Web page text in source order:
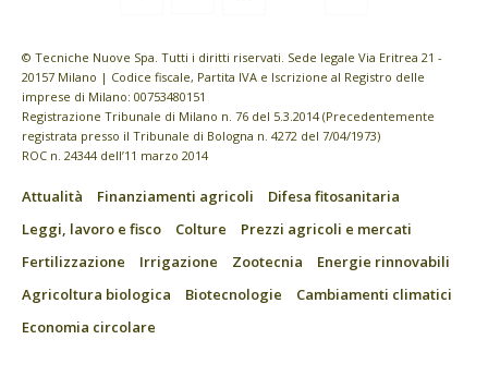
© Tecniche Nuove Spa. Tutti i diritti riservati. Sede legale Via Eritrea 21 -
20157 Milano | Codice fiscale, Partita IVA e Iscrizione al Registro delle
imprese di Milano: 00753480151
Registrazione Tribunale di Milano n. 76 del 5.3.2014 (Precedentemente
registrata presso il Tribunale di Bologna n. 4272 del 7/04/1973)
ROC n. 24344 dell’11 marzo 2014
Attualità Finanziamenti agricoli
Difesa fitosanitaria
Leggi, lavoro e fisco
Colture
Prezzi agricoli e mercati
Fertilizzazione
Irrigazione Zootecnia
Energie rinnovabili
Agricoltura biologica
Biotecnologie
Cambiamenti climatici
Economia circolare